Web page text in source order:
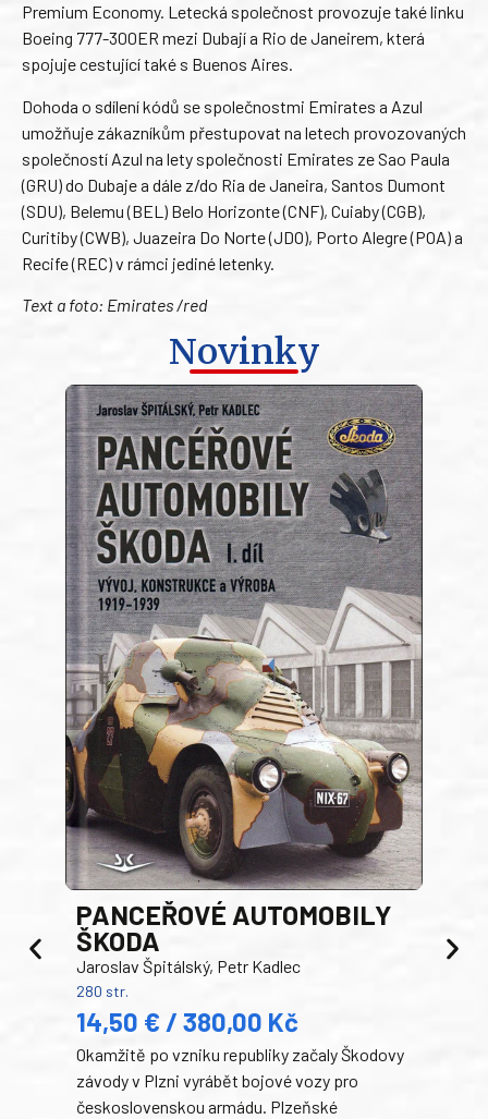
Premium Economy. Letecká společnost provozuje také linku
Boeing 777-300ER mezi Dubají a Rio de Janeirem, která
spojuje cestující také s Buenos Aires.
Dohoda o sdílení kódů se společnostmi Emirates a Azul
umožňuje zákazníkům přestupovat na letech provozovaných
společností Azul na lety společnosti Emirates ze Sao Paula
(GRU) do Dubaje a dále z/do Ria de Janeira, Santos Dumont
(SDU), Belemu (BEL) Belo Horizonte (CNF), Cuiaby (CGB),
Curitiby (CWB), Juazeira Do Norte (JDO), Porto Alegre (POA) a
Recife (REC) v rámci jediné letenky.
Text a foto: Emirates /red
Novinky
PANCEŘOVÉ AUTOMOBILY
ŠKODA
Jaroslav Špitálský, Petr Kadlec
280 str.
14,50 € / 380,00 Kč
Okamžitě po vzniku republiky začaly Škodovy
závody v Plzni vyrábět bojové vozy pro
československou armádu. Plzeňské